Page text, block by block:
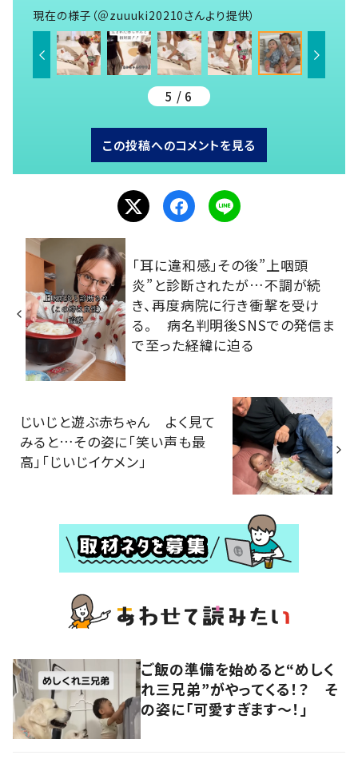
現在の様子（＠zuuuki20210さんより提供）
5 / 6
この投稿へのコメントを見る
「耳に違和感」その後”上咽頭
炎”と診断されたが…不調が続
き、再度病院に行き衝撃を受け
る。 病名判明後SNSでの発信ま
で至った経緯に迫る
じいじと遊ぶ赤ちゃん よく見て
みると…その姿に「笑い声も最
高」「じいじイケメン」
ご飯の準備を始めると“めしく
れ三兄弟”がやってくる！？ そ
の姿に「可愛すぎます〜！」